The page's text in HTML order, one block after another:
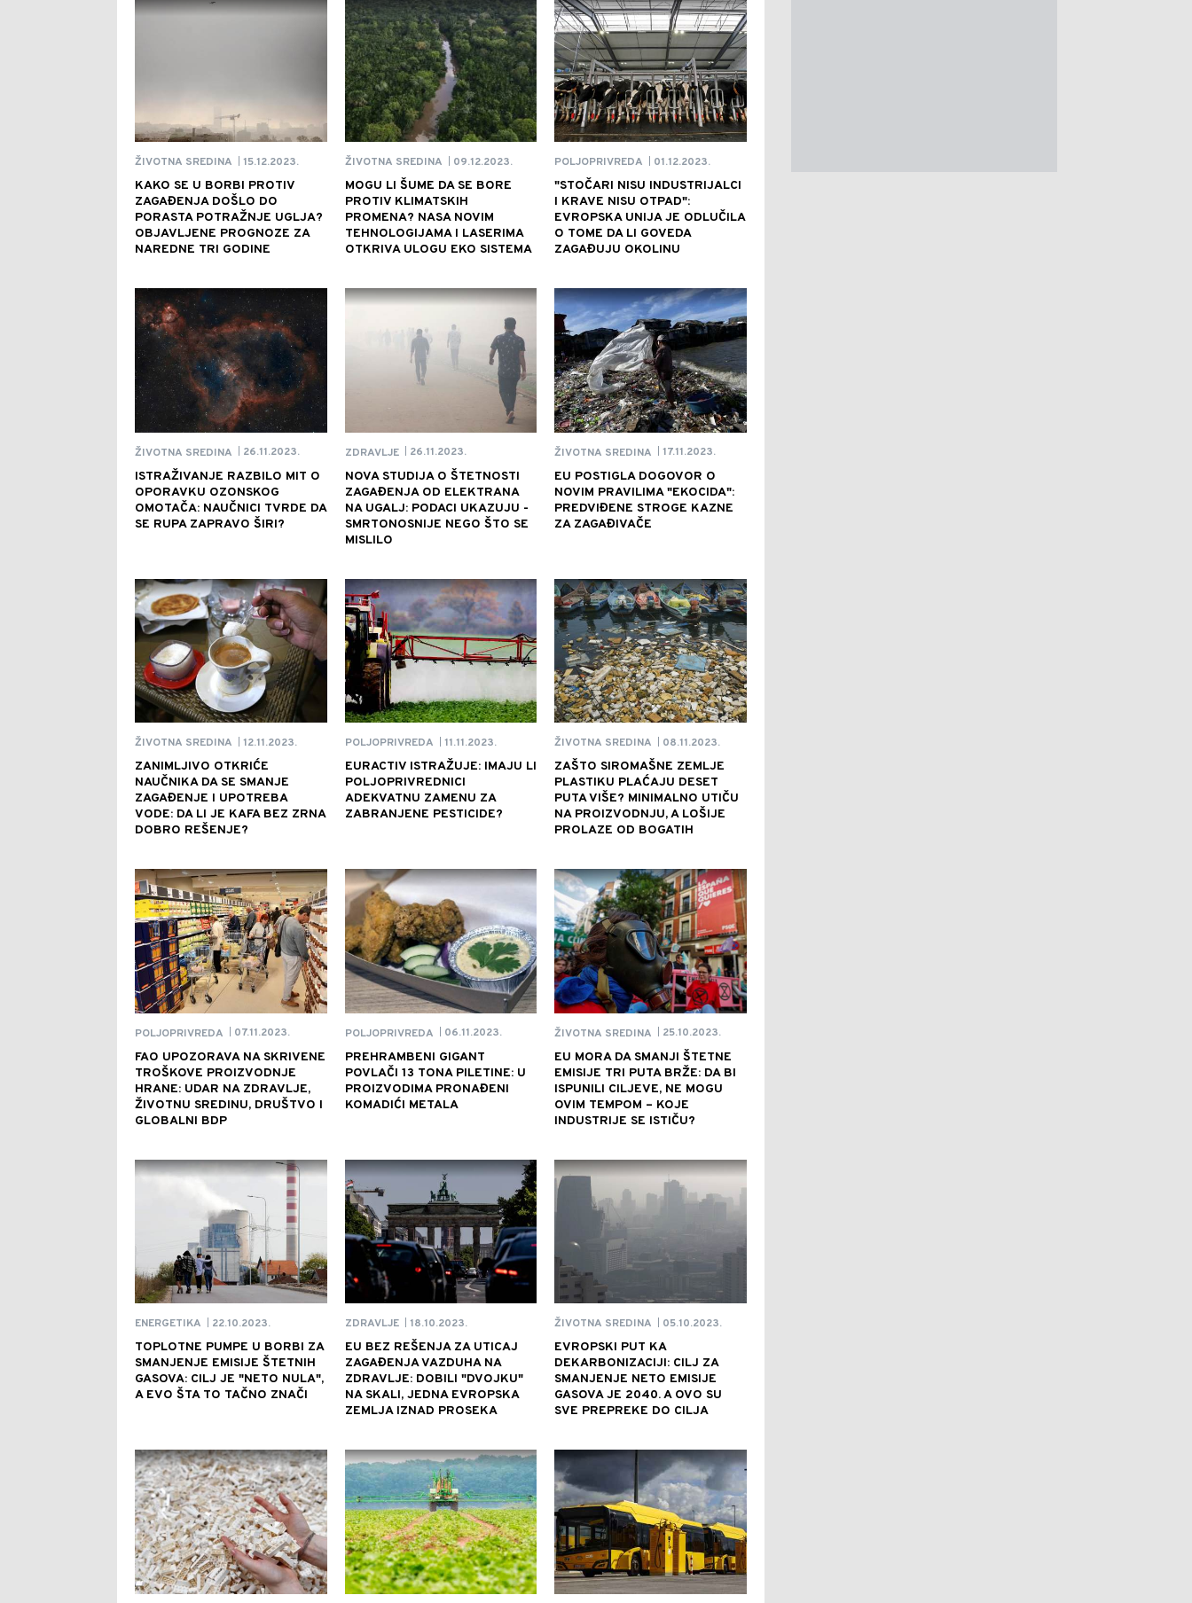
ŽIVOTNA SREDINA 15.12.2023.
KAKO SE U BORBI PROTIV
ZAGAĐENJA DOŠLO DO
PORASTA POTRAŽNJE UGLJA?
OBJAVLJENE PROGNOZE ZA
NAREDNE TRI GODINE
ŽIVOTNA SREDINA 09.12.2023.
MOGU LI ŠUME DA SE BORE
PROTIV KLIMATSKIH
PROMENA? NASA NOVIM
TEHNOLOGIJAMA I LASERIMA
OTKRIVA ULOGU EKO SISTEMA
POLJOPRIVREDA 01.12.2023.
"STOČARI NISU INDUSTRIJALCI
I KRAVE NISU OTPAD":
EVROPSKA UNIJA JE ODLUČILA
O TOME DA LI GOVEDA
ZAGAĐUJU OKOLINU
ŽIVOTNA SREDINA 26.11.2023.
ISTRAŽIVANJE RAZBILO MIT O
OPORAVKU OZONSKOG
OMOTAČA: NAUČNICI TVRDE DA
SE RUPA ZAPRAVO ŠIRI?
ZDRAVLJE 26.11.2023.
NOVA STUDIJA O ŠTETNOSTI
ZAGAĐENJA OD ELEKTRANA
NA UGALJ: PODACI UKAZUJU -
SMRTONOSNIJE NEGO ŠTO SE
MISLILO
ŽIVOTNA SREDINA 17.11.2023.
EU POSTIGLA DOGOVOR O
NOVIM PRAVILIMA "EKOCIDA":
PREDVIĐENE STROGE KAZNE
ZA ZAGAĐIVAČE
ŽIVOTNA SREDINA 12.11.2023.
ZANIMLJIVO OTKRIĆE
NAUČNIKA DA SE SMANJE
ZAGAĐENJE I UPOTREBA
VODE: DA LI JE KAFA BEZ ZRNA
DOBRO REŠENJE?
POLJOPRIVREDA 11.11.2023.
EURACTIV ISTRAŽUJE: IMAJU LI
POLJOPRIVREDNICI
ADEKVATNU ZAMENU ZA
ZABRANJENE PESTICIDE?
ŽIVOTNA SREDINA 08.11.2023.
ZAŠTO SIROMAŠNE ZEMLJE
PLASTIKU PLAĆAJU DESET
PUTA VIŠE? MINIMALNO UTIČU
NA PROIZVODNJU, A LOŠIJE
PROLAZE OD BOGATIH
POLJOPRIVREDA 07.11.2023.
FAO UPOZORAVA NA SKRIVENE
TROŠKOVE PROIZVODNJE
HRANE: UDAR NA ZDRAVLJE,
ŽIVOTNU SREDINU, DRUŠTVO I
GLOBALNI BDP
POLJOPRIVREDA 06.11.2023.
PREHRAMBENI GIGANT
POVLAČI 13 TONA PILETINE: U
PROIZVODIMA PRONAĐENI
KOMADIĆI METALA
ŽIVOTNA SREDINA 25.10.2023.
EU MORA DA SMANJI ŠTETNE
EMISIJE TRI PUTA BRŽE: DA BI
ISPUNILI CILJEVE, NE MOGU
OVIM TEMPOM – KOJE
INDUSTRIJE SE ISTIČU?
ENERGETIKA 22.10.2023.
TOPLOTNE PUMPE U BORBI ZA
SMANJENJE EMISIJE ŠTETNIH
GASOVA: CILJ JE "NETO NULA",
A EVO ŠTA TO TAČNO ZNAČI
ZDRAVLJE 18.10.2023.
EU BEZ REŠENJA ZA UTICAJ
ZAGAĐENJA VAZDUHA NA
ZDRAVLJE: DOBILI "DVOJKU"
NA SKALI, JEDNA EVROPSKA
ZEMLJA IZNAD PROSEKA
ŽIVOTNA SREDINA 05.10.2023.
EVROPSKI PUT KA
DEKARBONIZACIJI: CILJ ZA
SMANJENJE NETO EMISIJE
GASOVA JE 2040. A OVO SU
SVE PREPREKE DO CILJA